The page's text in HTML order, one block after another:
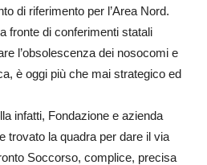
di riferimento per l’Area Nord.
fronte di conferimenti statali
l’obsolescenza dei nosocomi e
è oggi più che mai strategico ed
infatti, Fondazione e azienda
trovato la quadra per dare il via
Soccorso, complice, precisa